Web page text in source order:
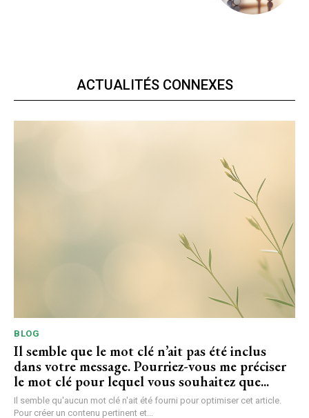
ACTUALITÉS CONNEXES
BLOG
Il semble que le mot clé n’ait pas été inclus
dans votre message. Pourriez-vous me préciser
le mot clé pour lequel vous souhaitez que...
Il semble qu'aucun mot clé n'ait été fourni pour optimiser cet article.
Pour créer un contenu pertinent et...